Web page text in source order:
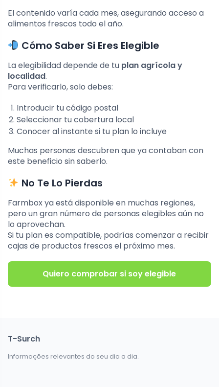
El contenido varía cada mes, asegurando acceso a
alimentos frescos todo el año.
Cómo Saber Si Eres Elegible
La elegibilidad depende de tu plan agrícola y
localidad.
Para verificarlo, solo debes:
Introducir tu código postal
Seleccionar tu cobertura local
Conocer al instante si tu plan lo incluye
Muchas personas descubren que ya contaban con
este beneficio sin saberlo.
No Te Lo Pierdas
Farmbox ya está disponible en muchas regiones,
pero un gran número de personas elegibles aún no
lo aprovechan.
Si tu plan es compatible, podrías comenzar a recibir
cajas de productos frescos el próximo mes.
Quiero comprobar si soy elegible
T-Surch
Informações relevantes do seu dia a dia.